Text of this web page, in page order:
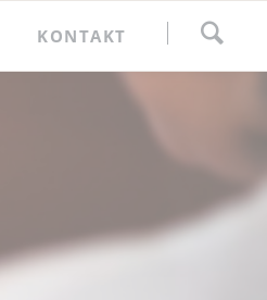
überspringen
KONTAKT